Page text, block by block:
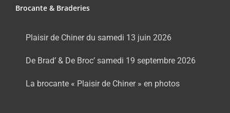
Brocante & Braderies
Plaisir de Chiner du samedi 13 juin 2026
De Brad’ & De Broc’ samedi 19 septembre 2026
La brocante « Plaisir de Chiner » en photos